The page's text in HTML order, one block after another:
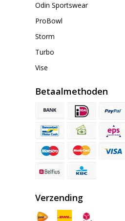
Odin Sportswear
ProBowl
Storm
Turbo
Vise
Betaalmethoden
Verzending